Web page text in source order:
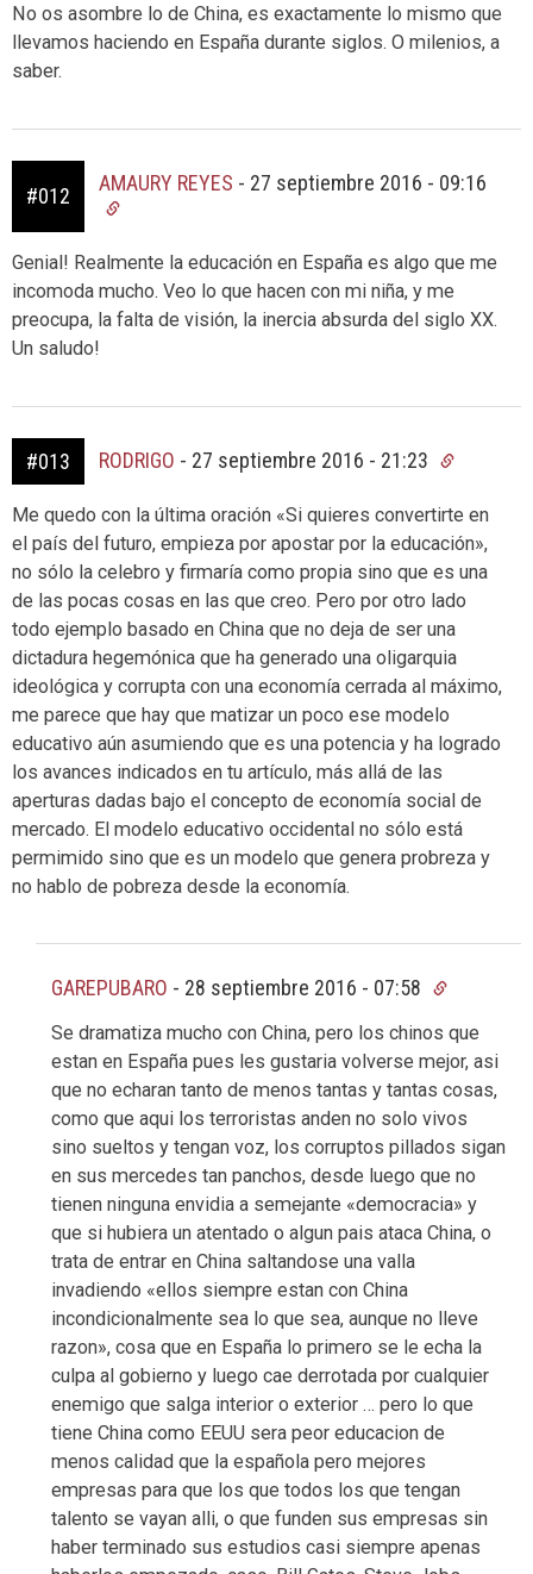
No os asombre lo de China, es exactamente lo mismo que
llevamos haciendo en España durante siglos. O milenios, a
saber.
#012
AMAURY REYES - 27 septiembre 2016 - 09:16
Genial! Realmente la educación en España es algo que me
incomoda mucho. Veo lo que hacen con mi niña, y me
preocupa, la falta de visión, la inercia absurda del siglo XX.
Un saludo!
#013 RODRIGO - 27 septiembre 2016 - 21:23
Me quedo con la última oración «Si quieres convertirte en
el país del futuro, empieza por apostar por la educación»,
no sólo la celebro y firmaría como propia sino que es una
de las pocas cosas en las que creo. Pero por otro lado
todo ejemplo basado en China que no deja de ser una
dictadura hegemónica que ha generado una oligarquia
ideológica y corrupta con una economía cerrada al máximo,
me parece que hay que matizar un poco ese modelo
educativo aún asumiendo que es una potencia y ha logrado
los avances indicados en tu artículo, más allá de las
aperturas dadas bajo el concepto de economía social de
mercado. El modelo educativo occidental no sólo está
permimido sino que es un modelo que genera probreza y
no hablo de pobreza desde la economía.
GAREPUBARO - 28 septiembre 2016 - 07:58
Se dramatiza mucho con China, pero los chinos que
estan en España pues les gustaria volverse mejor, asi
que no echaran tanto de menos tantas y tantas cosas,
como que aqui los terroristas anden no solo vivos
sino sueltos y tengan voz, los corruptos pillados sigan
en sus mercedes tan panchos, desde luego que no
tienen ninguna envidia a semejante «democracia» y
que si hubiera un atentado o algun pais ataca China, o
trata de entrar en China saltandose una valla
invadiendo «ellos siempre estan con China
incondicionalmente sea lo que sea, aunque no lleve
razon», cosa que en España lo primero se le echa la
culpa al gobierno y luego cae derrotada por cualquier
enemigo que salga interior o exterior … pero lo que
tiene China como EEUU sera peor educacion de
menos calidad que la española pero mejores
empresas para que los que todos los que tengan
talento se vayan alli, o que funden sus empresas sin
haber terminado sus estudios casi siempre apenas